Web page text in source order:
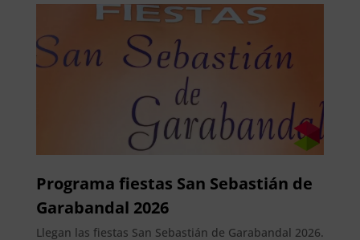
Programa fiestas San Sebastián de
Garabandal 2026
Llegan las fiestas San Sebastián de Garabandal 2026.